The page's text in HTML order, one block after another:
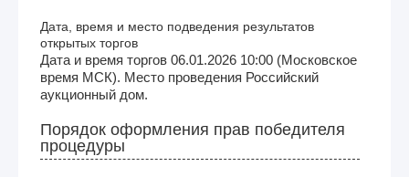
Дата, время и место подведения результатов
открытых торгов
Дата и время торгов 06.01.2026 10:00 (Московское
время МСК). Место проведения Российский
аукционный дом.
Порядок оформления прав победителя
процедуры